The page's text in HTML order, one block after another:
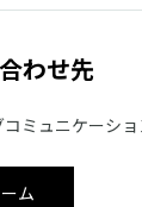
わせ先
ミュニケーシ
ム